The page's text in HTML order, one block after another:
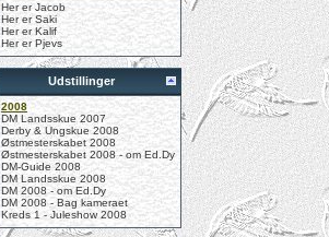
Her er Jacob
Her er Saki
Her er Kalif
Her er Pjevs
Udstillinger
2008
DM Landsskue 2007
Derby & Ungskue 2008
Østmesterskabet 2008
Østmesterskabet 2008 - om Ed.Dy
DM-Guide 2008
DM Landsskue 2008
DM 2008 - om Ed.Dy
DM 2008 - Bag kameraet
Kreds 1 - Juleshow 2008